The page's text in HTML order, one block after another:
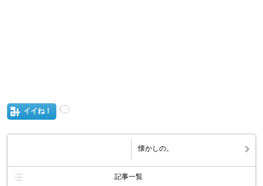
イイね！
懐かしの。
記事一覧